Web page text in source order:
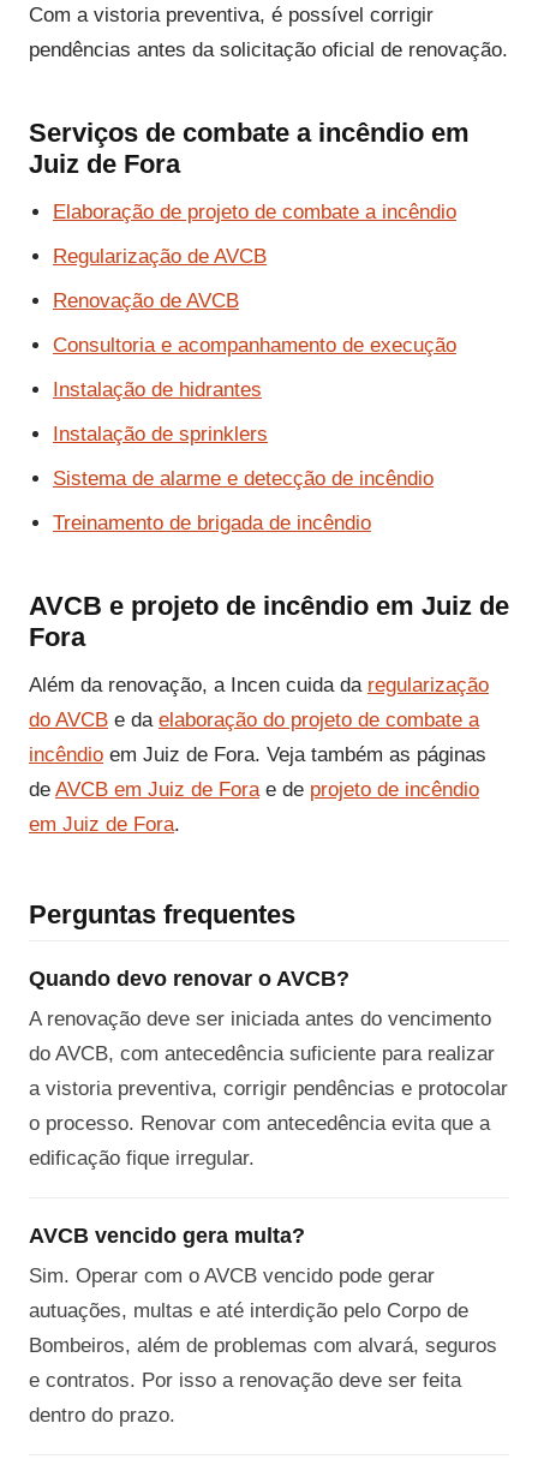
Com a vistoria preventiva, é possível corrigir
pendências antes da solicitação oficial de renovação.
Serviços de combate a incêndio em
Juiz de Fora
Elaboração de projeto de combate a incêndio
Regularização de AVCB
Renovação de AVCB
Consultoria e acompanhamento de execução
Instalação de hidrantes
Instalação de sprinklers
Sistema de alarme e detecção de incêndio
Treinamento de brigada de incêndio
AVCB e projeto de incêndio em Juiz de
Fora
Além da renovação, a Incen cuida da regularização
do AVCB e da elaboração do projeto de combate a
incêndio em Juiz de Fora. Veja também as páginas
de AVCB em Juiz de Forae de projeto de incêndio
em Juiz de Fora.
Perguntas frequentes
Quando devo renovar o AVCB?
A renovação deve ser iniciada antes do vencimento
do AVCB, com antecedência suficiente para realizar
a vistoria preventiva, corrigir pendências e protocolar
o processo. Renovar com antecedência evita que a
edificação fique irregular.
AVCB vencido gera multa?
Sim. Operar com o AVCB vencido pode gerar
autuações, multas e até interdição pelo Corpo de
Bombeiros, além de problemas com alvará, seguros
e contratos. Por isso a renovação deve ser feita
dentro do prazo.